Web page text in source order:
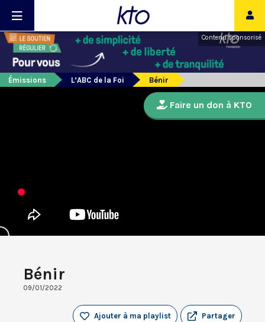
Contenu sponsorisé
Émissions L’ABC de la Foi Bénir
Bénir
09/01/2022
Partager
Ajouter à ma playlist
Faire un don à KTO